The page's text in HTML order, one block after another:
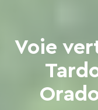
Voie